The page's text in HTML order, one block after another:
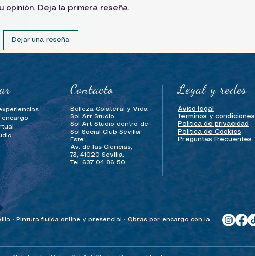
opinión. Deja la primera reseña.
Dejar una reseña
Contacto Legal y redes
encargo
Belleza Colateral y Vida ·
Sol Art Studio
Sol Art Studio dentro de
Sol Social Club Sevilla
Este
Av. de las Ciencias,
73, 41020 Sevilla.
Tel. 637 04 86 50
Aviso legal
Términos y condiciones
Política de privacidad
Política de Cookies
Preguntas Frecuentes
· Pintura fluida online y presencial · Obras por encargo con la